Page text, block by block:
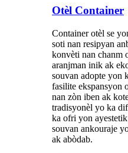
Otèl Container
Container otèl se
soti nan resipyan
konvèti nan chanm
aranjman inik ak
souvan adopte yon
fasilite ekspansyon
nan zòn iben ak
tradisyonèl yo ka
ka ofri yon
souvan ankouraje
ak abòdab.